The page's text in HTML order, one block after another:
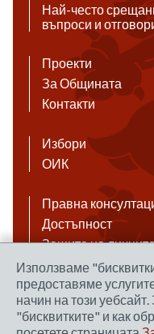
Най-често
въпроси и
Проекти
За Общината
Контакти
Избори
ОИК
Правна
Достъпност
Защита на
Антикорупция
Връзки
Използваме
предоставяме
начин на този
"бисквитките" и как